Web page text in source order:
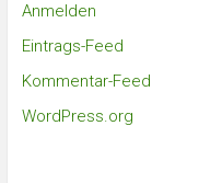
Anmelden
Eintrags-Feed
Kommentar-Feed
WordPress.org